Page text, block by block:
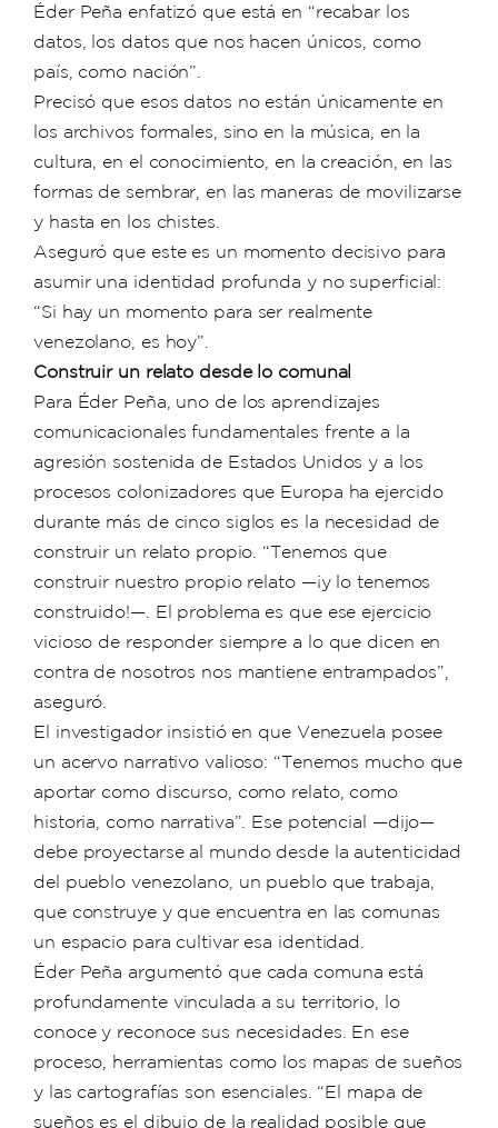
Éder Peña enfatizó que está en “recabar los
datos, los datos que nos hacen únicos, como
país, como nación”.
Precisó que esos datos no están únicamente en
los archivos formales, sino en la música, en la
cultura, en el conocimiento, en la creación, en las
formas de sembrar, en las maneras de movilizarse
y hasta en los chistes.
Aseguró que este es un momento decisivo para
asumir una identidad profunda y no superficial:
“Si hay un momento para ser realmente
venezolano, es hoy”.
Construir un relato desde lo comunal
Para Éder Peña, uno de los aprendizajes
comunicacionales fundamentales frente a la
agresión sostenida de Estados Unidos y a los
procesos colonizadores que Europa ha ejercido
durante más de cinco siglos es la necesidad de
construir un relato propio. “Tenemos que
construir nuestro propio relato —¡y lo tenemos
construido!—. El problema es que ese ejercicio
vicioso de responder siempre a lo que dicen en
contra de nosotros nos mantiene entrampados”,
aseguró.
El investigador insistió en que Venezuela posee
un acervo narrativo valioso: “Tenemos mucho que
aportar como discurso, como relato, como
historia, como narrativa”. Ese potencial —dijo—
debe proyectarse al mundo desde la autenticidad
del pueblo venezolano, un pueblo que trabaja,
que construye y que encuentra en las comunas
un espacio para cultivar esa identidad.
Éder Peña argumentó que cada comuna está
profundamente vinculada a su territorio, lo
conoce y reconoce sus necesidades. En ese
proceso, herramientas como los mapas de sueños
y las cartografías son esenciales. “El mapa de
sueños es el dibujo de la realidad posible que